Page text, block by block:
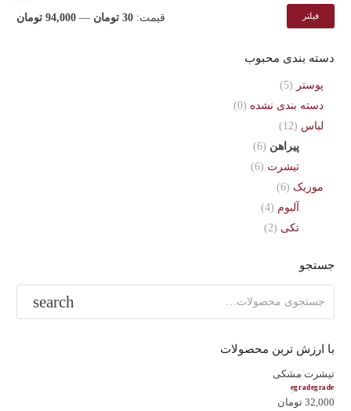
فیلتر قیمت: 30 تومان — 94,000 تومان
دسته بندی محبوب
پوستر (5)
دسته بندی نشده (0)
لباس (12)
پیراهن (6)
تیشرت (6)
موزیک (6)
آلبوم (4)
تکی (2)
جستجو
با ارزش ترین محصولات
تیشرت مشکی
امتیاز5.00 از 5
32,000 تومان